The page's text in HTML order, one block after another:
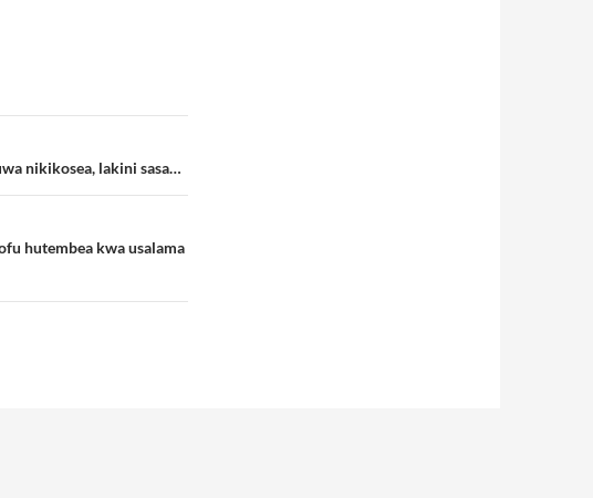
nikikosea, lakini sasa…
hutembea kwa usalama